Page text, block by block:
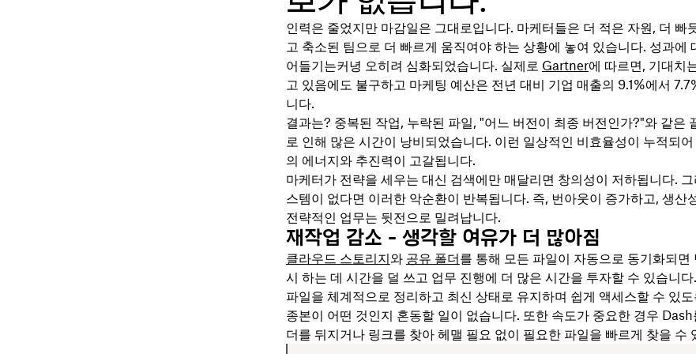
인력은 줄었지만 마감일은 그대로입니다. 마케터들은 더 적은 자원, 더 빠
고 축소된 팀으로 더 빠르게 움직여야 하는 상황에 놓여 있습니다. 성과에
어들기는커녕 오히려 심화되었습니다. 실제로 Gartner에 따르면, 기대치
고 있음에도 불구하고 마케팅 예산은 전년 대비 기업 매출의 9.1%에서
니다.
결과는? 중복된 작업, 누락된 파일, "어느 버전이 최종 버전인가?"와 같은
로 인해 많은 시간이 낭비되었습니다. 이런 일상적인 비효율성이 누적되
의 에너지와 추진력이 고갈됩니다.
마케터가 전략을 세우는 대신 검색에만 매달리면 창의성이 저하됩니다.
스템이 없다면 이러한 악순환이 반복됩니다. 즉, 번아웃이 증가하고, 생산
전략적인 업무는 뒷전으로 밀려납니다.
재작업 감소 - 생각할 여유가 더 많아짐
클라우드 스토리지와 공유 폴더를 통해 모든 파일이 자동으로 동기화되면
시 하는 데 시간을 덜 쓰고 업무 진행에 더 많은 시간을 투자할 수 있습니
파일을 체계적으로 정리하고 최신 상태로 유지하며 쉽게 액세스할 수 있
종본이 어떤 것인지 혼동할 일이 없습니다. 또한 속도가 중요한 경우
더를 뒤지거나 링크를 찾아 헤맬 필요 없이 필요한 파일을 빠르게 찾을 수